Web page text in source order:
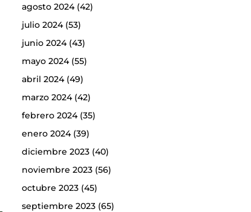
agosto 2024(42)
julio 2024(53)
junio 2024(43)
mayo 2024(55)
abril 2024(49)
marzo 2024(42)
febrero 2024(35)
enero 2024(39)
diciembre 2023(40)
noviembre 2023(56)
octubre 2023(45)
septiembre 2023(65)